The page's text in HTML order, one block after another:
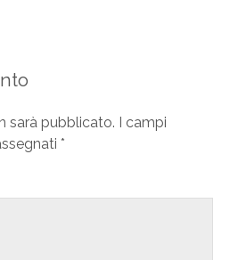
sarà pubblicato.
I campi
*